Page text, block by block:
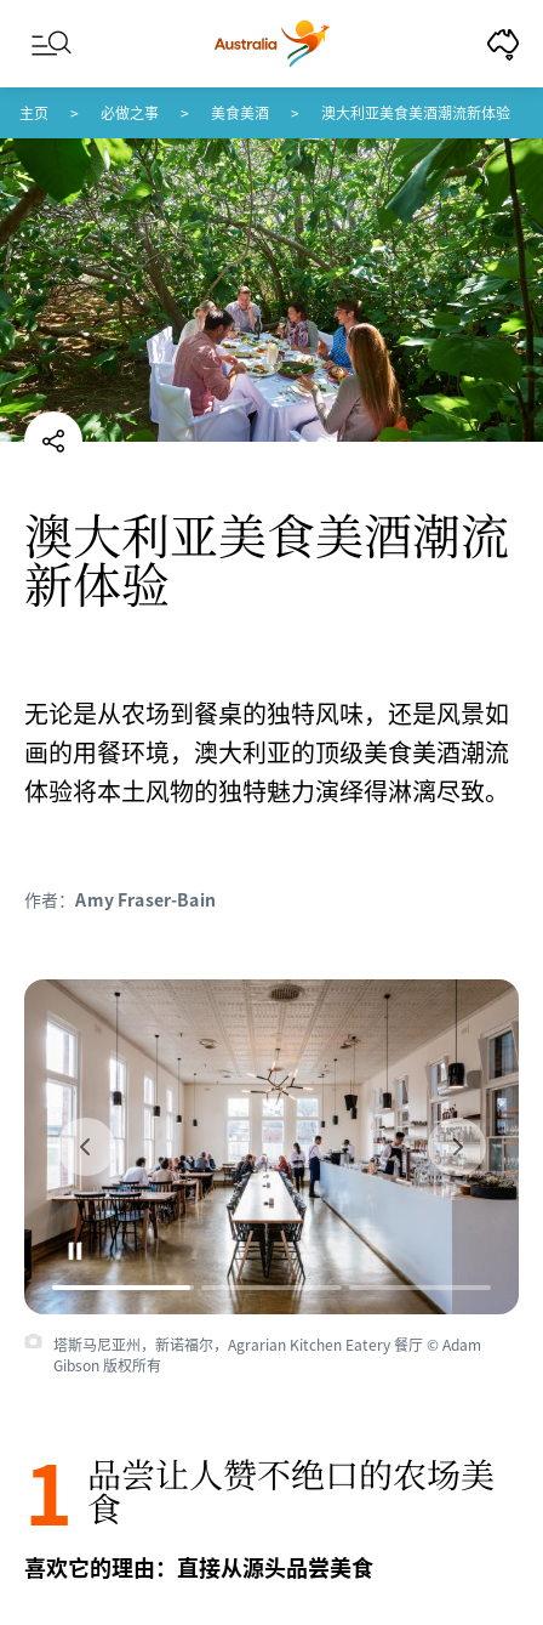
Skip to content
Skip to footer navigation
主页 必做之事 美食美酒 澳大利亚美食美酒潮流新体验
澳大利亚美食美酒潮流
新体验
无论是从农场到餐桌的独特风味，还是风景如
画的用餐环境，澳大利亚的顶级美食美酒潮流
体验将本土风物的独特魅力演绎得淋漓尽致。
作者：Amy Fraser-Bain
塔斯马尼亚州，新诺福尔，Agrarian Kitchen Eatery 餐厅 © Adam
Gibson 版权所有
塔斯马尼亚州，新诺福尔，Agrarian Kitchen Eatery 餐厅 © 塔斯马尼亚
旅游局 / Peter Whyte 版权所有
1 品尝让人赞不绝口的农场美
食
喜欢它的理由：直接从源头品尝美食